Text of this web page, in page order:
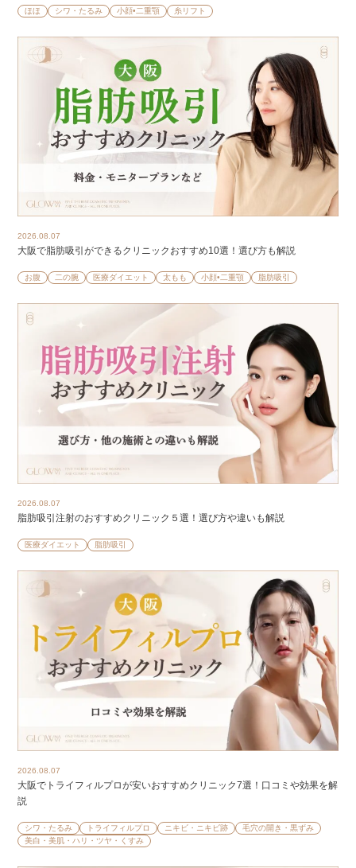
ほほ シワ・たるみ 小顔•二重顎 糸リフト
2026.08.07
大阪で脂肪吸引ができるクリニックおすすめ10選！選び方も解説
お腹 二の腕 医療ダイエット 太もも 小顔•二重顎 脂肪吸引
2026.08.07
脂肪吸引注射のおすすめクリニック５選！選び方や違いも解説
医療ダイエット 脂肪吸引
2026.08.07
大阪でトライフィルプロが安いおすすめクリニック7選！口コミや効果を解
説
シワ・たるみ トライフィルプロ ニキビ・ニキビ跡
毛穴の開き・黒ずみ
美白・美肌・ハリ・ツヤ・くすみ